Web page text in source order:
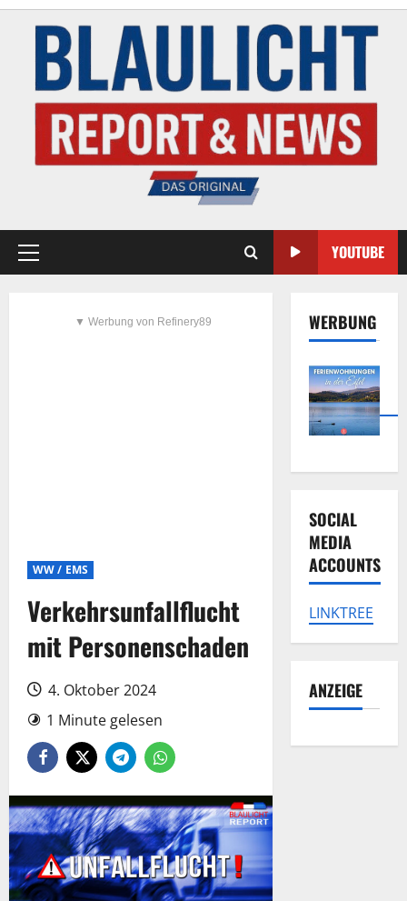
YOUTUBE
▼ Werbung von Refinery89
WW / EMS
Verkehrsunfallflucht
mit Personenschaden
4. Oktober 2024
1 Minute gelesen
WERBUNG
SOCIAL
MEDIA
ACCOUNTS
LINKTREE
ANZEIGE